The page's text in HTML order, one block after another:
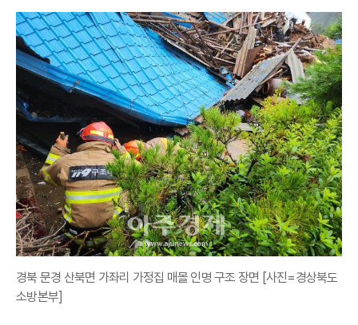
경북 문경 산북면 가좌리 가정집 매몰 인명 구조 장면 [사진=경상북도
소방본부]